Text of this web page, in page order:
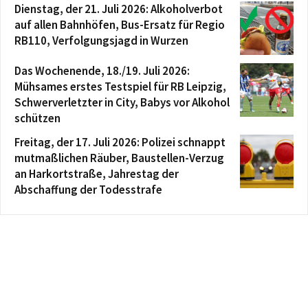
Dienstag, der 21. Juli 2026: Alkoholverbot
auf allen Bahnhöfen, Bus-Ersatz für Regio
RB110, Verfolgungsjagd in Wurzen
Das Wochenende, 18./19. Juli 2026:
Mühsames erstes Testspiel für RB Leipzig,
Schwerverletzter in City, Babys vor Alkohol
schützen
Freitag, der 17. Juli 2026: Polizei schnappt
mutmaßlichen Räuber, Baustellen-Verzug
an Harkortstraße, Jahrestag der
Abschaffung der Todesstrafe